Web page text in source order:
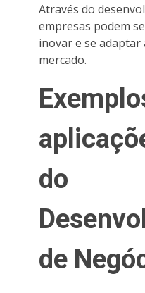
Através do
empresas podem
inovar e se adaptar
mercado.
do
de